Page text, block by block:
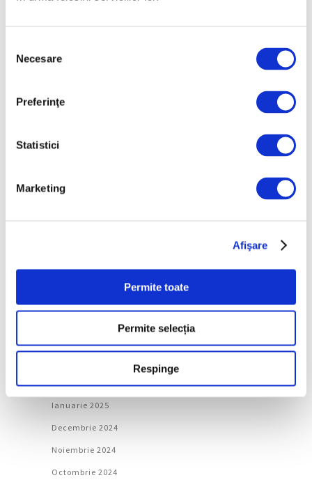
consimțământului
Necesare
Preferinţe
Statistici
Marketing
Afişare
Permite toate
Permite selecția
Respinge
Iulie 2026
Noiembrie 2025
Iulie 2025
Februarie 2025
Ianuarie 2025
Decembrie 2024
Noiembrie 2024
Octombrie 2024